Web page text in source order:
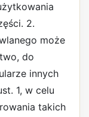
2.
może
do
innych
1, w celu
takich